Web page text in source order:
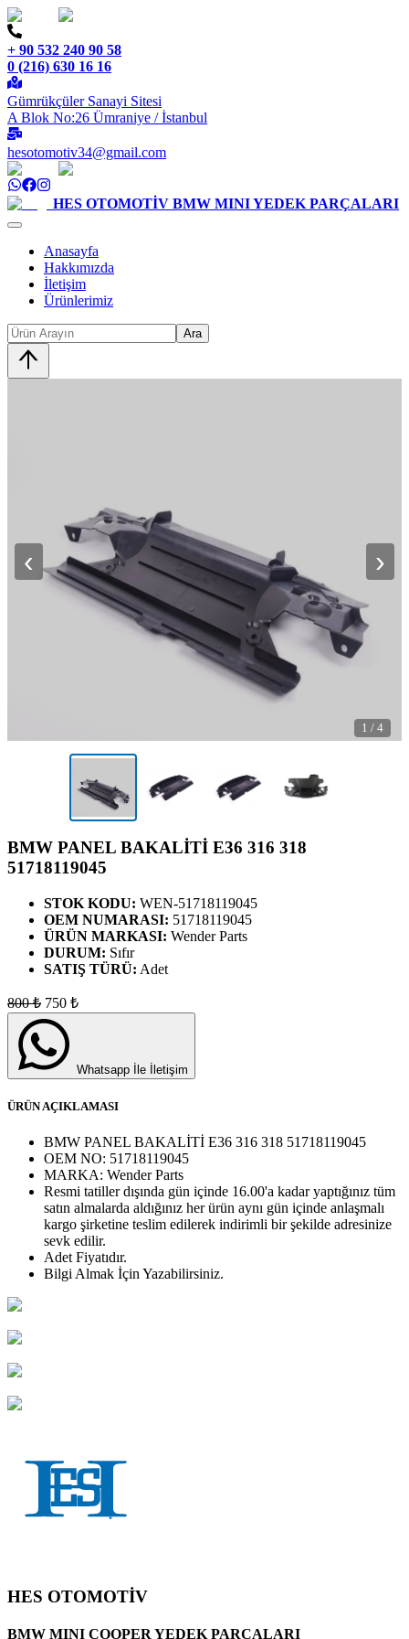
+ 90 532 240 90 58
0 (216) 630 16 16
Gümrükçüler Sanayi Sitesi
A Blok No:26 Ümraniye / İstanbul
hesotomotiv34@gmail.com
HES OTOMOTİV BMW MINI YEDEK PARÇALARI
Anasayfa
Hakkımızda
İletişim
Ürünlerimiz
Ara
‹ ›
1 / 4
BMW PANEL BAKALİTİ E36 316 318
51718119045
STOK KODU: WEN-51718119045
OEM NUMARASI: 51718119045
ÜRÜN MARKASI: Wender Parts
DURUM: Sıfır
SATIŞ TÜRÜ: Adet
800₺ 750 ₺
Whatsapp İle İletişim
ÜRÜN AÇIKLAMASI
BMW PANEL BAKALİTİ E36 316 318 51718119045
OEM NO: 51718119045
MARKA: Wender Parts
Resmi tatiller dışında gün içinde 16.00'a kadar yaptığınız tüm
satın almalarda aldığınız her ürün aynı gün içinde anlaşmalı
kargo şirketine teslim edilerek indirimli bir şekilde adresinize
sevk edilir.
Adet Fiyatıdır.
Bilgi Almak İçin Yazabilirsiniz.
HES OTOMOTİV
BMW MINI COOPER YEDEK PARÇALARI